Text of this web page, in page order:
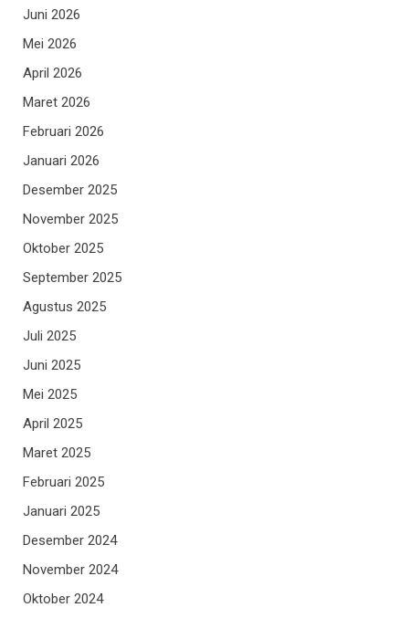
Juni 2026
Mei 2026
April 2026
Maret 2026
Februari 2026
Januari 2026
Desember 2025
November 2025
Oktober 2025
September 2025
Agustus 2025
Juli 2025
Juni 2025
Mei 2025
April 2025
Maret 2025
Februari 2025
Januari 2025
Desember 2024
November 2024
Oktober 2024